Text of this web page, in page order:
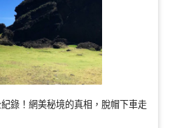
錄！網美秘境的真相，脫帽下車走